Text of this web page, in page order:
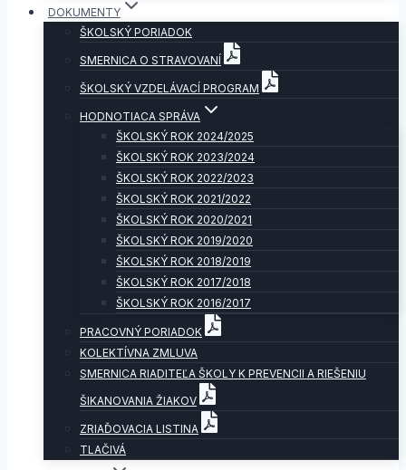
DOKUMENTY
ŠKOLSKÝ PORIADOK
SMERNICA O STRAVOVANÍ
ŠKOLSKÝ VZDELÁVACÍ PROGRAM
HODNOTIACA SPRÁVA
ŠKOLSKÝ ROK 2024/2025
ŠKOLSKÝ ROK 2023/2024
ŠKOLSKÝ ROK 2022/2023
ŠKOLSKÝ ROK 2021/2022
ŠKOLSKÝ ROK 2020/2021
ŠKOLSKÝ ROK 2019/2020
ŠKOLSKÝ ROK 2018/2019
ŠKOLSKÝ ROK 2017/2018
ŠKOLSKÝ ROK 2016/2017
PRACOVNÝ PORIADOK
KOLEKTÍVNA ZMLUVA
SMERNICA RIADITEĽA ŠKOLY K PREVENCII A RIEŠENIU
ŠIKANOVANIA ŽIAKOV
ZRIAĎOVACIA LISTINA
TLAČIVÁ